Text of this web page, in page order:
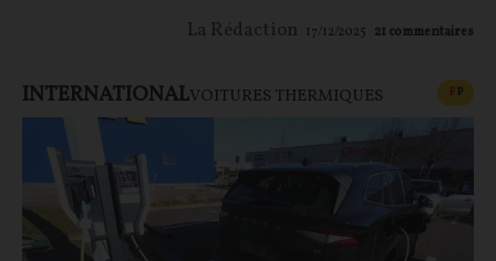
La Rédaction 17/12/2025 21 commentaires
INTERNATIONALVOITURES THERMIQUES FP